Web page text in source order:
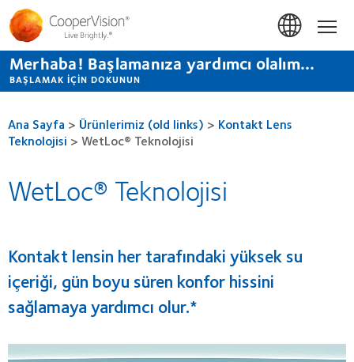
Ana
içeriğe
atla
Merhaba! Başlamanıza yardımcı olalım...
BAŞLAMAK IÇIN DOKUNUN
Ana Sayfa > Ürünlerimiz (old links) > Kontakt Lens
Teknolojisi > WetLoc® Teknolojisi
WetLoc® Teknolojisi
Kontakt lensin her tarafındaki yüksek su
içeriği, gün boyu süren konfor hissini
sağlamaya yardımcı olur.*